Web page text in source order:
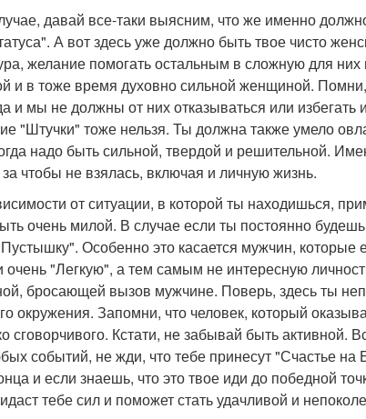
давай все-таки выясним, что же именно
А вот здесь уже должно быть твое чисто
желание помогать остальным в сложную для
и в тоже время духовно сильной женщиной.
и мы не должны от них отказываться или избегать
"Штучки" тоже нельзя. Ты должна также умело
надо быть сильной, твердой и решительной.
чтобы не взялась, включая и личную жизнь.
от ситуации, в которой ты находишься,
очень милой. В случае если ты постоянно
Особенно это касается мужчин,
очень "Легкую", а тем самым не интересную
бросающей вызов мужчине. Поверь, здесь ты
окружения. Запомни, что человек, который
сговорчивого. Кстати, не забывай быть активной.
событий, не жди, что тебе принесут "Счастье
и если знаешь, что это твое иди до победной
тебе сил и поможет стать удачливой и